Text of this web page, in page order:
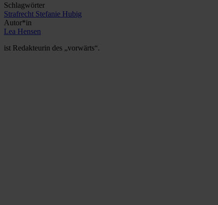
Schlagwörter
Strafrecht Stefanie Hubig
Autor*in
Lea Hensen
ist Redakteurin des „vorwärts“.